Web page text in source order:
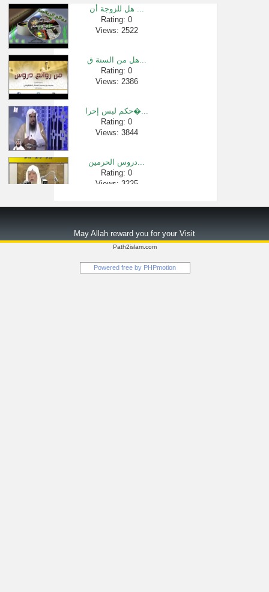
هل للزوجة أن ...
Rating: 0
Views: 2522
هل من السنة ق...
Rating: 0
Views: 2386
حكم لبس إحرا�...
Rating: 0
Views: 3844
دروس الحرمين...
Rating: 0
Views: 3225
Views: 2252
بداية الحيض -...
Rating: 0
May Allah reward you for your Visit
Path2islam.com
Powered free by PHPmotion